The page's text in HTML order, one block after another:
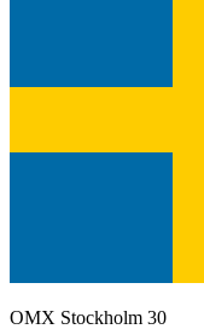
OMX Stockholm 30